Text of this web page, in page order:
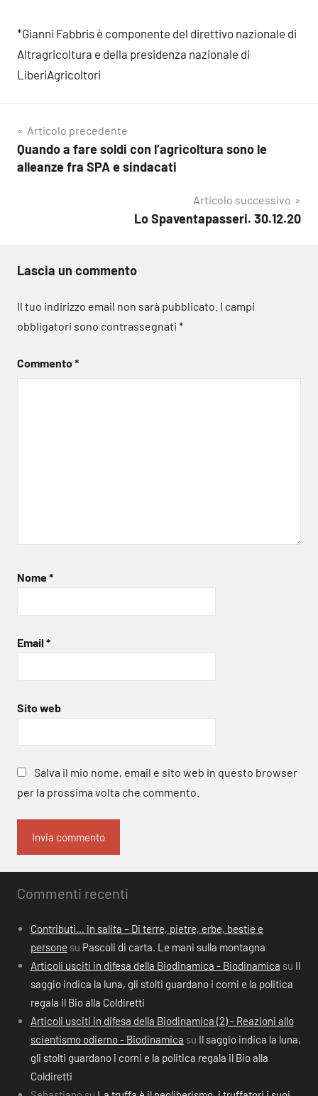
*Gianni Fabbris è componente del direttivo nazionale di
Altragricoltura e della presidenza nazionale di
LiberiAgricoltori
Navigazione
articoli
Articolo precedente
Quando a fare soldi con l’agricoltura sono le
alleanze fra SPA e sindacati
Articolo successivo
Lo Spaventapasseri. 30.12.20
Lascia un commento
Il tuo indirizzo email non sarà pubblicato. I campi
obbligatori sono contrassegnati *
Commento*
Nome*
Email *
Sito web
Salva il mio nome, email e sito web in questo browser
per la prossima volta che commento.
Commenti recenti
Contributi… in salita – Di terre, pietre, erbe, bestie e
persone su Pascoli di carta. Le mani sulla montagna
Articoli usciti in difesa della Biodinamica - Biodinamica su Il
saggio indica la luna, gli stolti guardano i corni e la politica
regala il Bio alla Coldiretti
Articoli usciti in difesa della Biodinamica (2) - Reazioni allo
scientismo odierno - Biodinamica su Il saggio indica la luna,
gli stolti guardano i corni e la politica regala il Bio alla
Coldiretti